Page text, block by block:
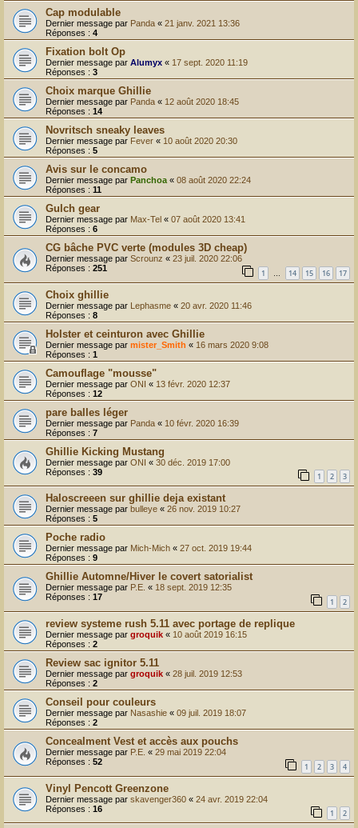
Cap modulable
Dernier message par Panda « 21 janv. 2021 13:36
Réponses : 4
Fixation bolt Op
Dernier message par Alumyx « 17 sept. 2020 11:19
Réponses : 3
Choix marque Ghillie
Dernier message par Panda « 12 août 2020 18:45
Réponses : 14
Novritsch sneaky leaves
Dernier message par Fever « 10 août 2020 20:30
Réponses : 5
Avis sur le concamo
Dernier message par Panchoa « 08 août 2020 22:24
Réponses : 11
Gulch gear
Dernier message par Max-Tel « 07 août 2020 13:41
Réponses : 6
CG bâche PVC verte (modules 3D cheap)
Dernier message par Scrounz « 23 juil. 2020 22:06
Réponses : 251 1 … 14 15 16 17
Choix ghillie
Dernier message par Lephasme « 20 avr. 2020 11:46
Réponses : 8
Holster et ceinturon avec Ghillie
Dernier message par mister_Smith « 16 mars 2020 9:08
Réponses : 1
Camouflage "mousse"
Dernier message par ONI « 13 févr. 2020 12:37
Réponses : 12
pare balles léger
Dernier message par Panda « 10 févr. 2020 16:39
Réponses : 7
Ghillie Kicking Mustang
Dernier message par ONI « 30 déc. 2019 17:00
Réponses : 39 1 2 3
Haloscreeen sur ghillie deja existant
Dernier message par bulleye « 26 nov. 2019 10:27
Réponses : 5
Poche radio
Dernier message par Mich-Mich « 27 oct. 2019 19:44
Réponses : 9
Ghillie Automne/Hiver le covert satorialist
Dernier message par P.E. « 18 sept. 2019 12:35
Réponses : 17 1 2
review systeme rush 5.11 avec portage de replique
Dernier message par groquik « 10 août 2019 16:15
Réponses : 2
Review sac ignitor 5.11
Dernier message par groquik « 28 juil. 2019 12:53
Réponses : 2
Conseil pour couleurs
Dernier message par Nasashie « 09 juil. 2019 18:07
Réponses : 2
Concealment Vest et accès aux pouchs
Dernier message par P.E. « 29 mai 2019 22:04
Réponses : 52 1 2 3 4
Vinyl Pencott Greenzone
Dernier message par skavenger360 « 24 avr. 2019 22:04
Réponses : 16 1 2